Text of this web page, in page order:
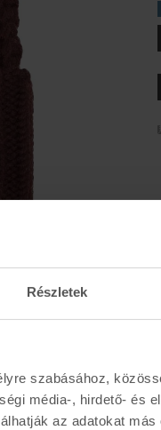
Részletek
szabásához,
média-, hirdető- és
az adatokat